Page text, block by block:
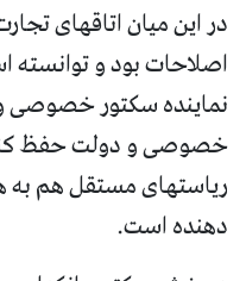
در این میان اتاقهای
اصلاحات بود و توانسته
نماینده سکتور خصوصی
خصوصی و دولت حفظ
ریاستهای مستقل هم به
دهنده است.